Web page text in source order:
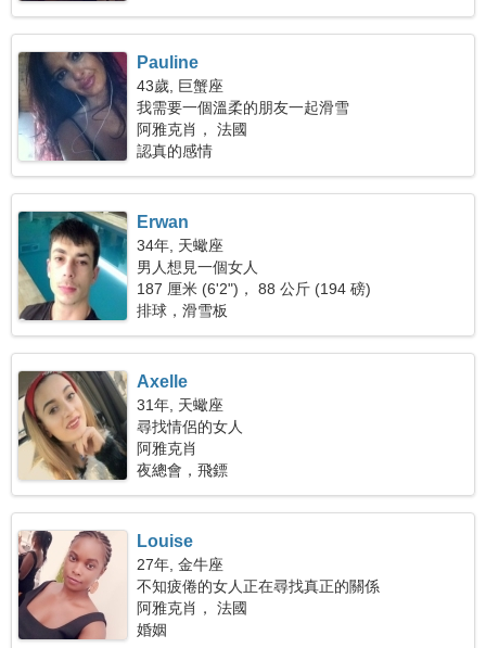
Pauline
43歲, 巨蟹座
我需要一個溫柔的朋友一起滑雪
阿雅克肖， 法國
認真的感情
Erwan
34年, 天蠍座
男人想見一個女人
187 厘米 (6'2")， 88 公斤 (194 磅)
排球，滑雪板
Axelle
31年, 天蠍座
尋找情侶的女人
阿雅克肖
夜總會，飛鏢
Louise
27年, 金牛座
不知疲倦的女人正在尋找真正的關係
阿雅克肖， 法國
婚姻